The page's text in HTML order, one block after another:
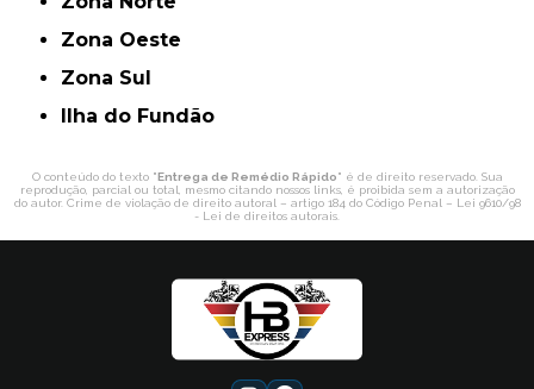
Zona Oeste
Zona Sul
ilha do Fundão
O conteúdo do texto "Entrega de Remédio Rápido" é de direito reservado. Sua
reprodução, parcial ou total, mesmo citando nossos links, é proibida sem a autorização
do autor. Crime de violação de direito autoral – artigo 184 do Código Penal – Lei 9610/98
- Lei de direitos autorais.